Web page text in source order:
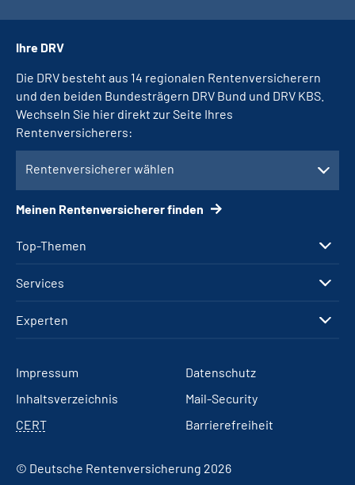
Top-Themen
Services
Experten
Ihre DRV
Die DRV besteht aus 14 regionalen Rentenversicherern
und den beiden Bundesträgern DRV Bund und DRV KBS.
Wechseln Sie hier direkt zur Seite Ihres
Rentenversicherers:
Rentenversicherer wählen
Meinen Rentenversicherer finden
Impressum
Datenschutz
Inhaltsverzeichnis
Mail-Security
CERT
Barrierefreiheit
© Deutsche Rentenversicherung 2026